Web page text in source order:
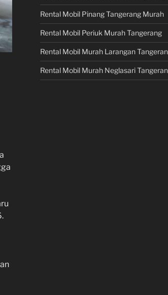
Rental Mobil Pinang Tangerang Murah
Rental Mobil Periuk Murah Tangerang
Rental Mobil Murah Larangan
Rental Mobil Murah Neglasari